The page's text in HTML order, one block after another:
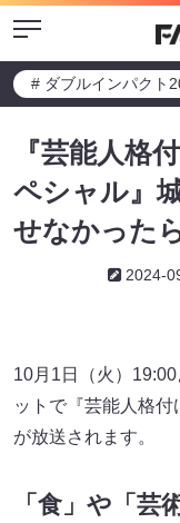
Menu
# ダブルインパクト
『芸能人格
ペシャル』
せなかった
2024-
10月1日（火）
ットで『芸能人格
が放送されます。
「食」や「芸